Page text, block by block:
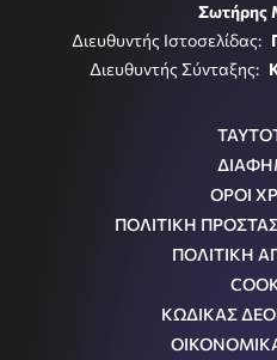
Σωτήρης
Διευθυντής Ιστοσελίδας:
Διευθυντής Σύνταξης:
ΟΡΟΙ
ΠΟΛΙΤΙΚΗ
ΠΟΛΙΤΙΚΗ
ΚΩΔΙΚΑΣ